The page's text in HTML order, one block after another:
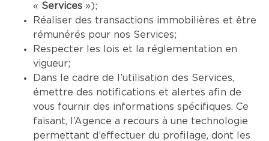
« Services »);
Réaliser des transactions immobilières et être
rémunérés pour nos Services;
Respecter les lois et la réglementation en
vigueur;
Dans le cadre de l’utilisation des Services,
émettre des notifications et alertes afin de
vous fournir des informations spécifiques. Ce
faisant, l’Agence a recours à une technologie
permettant d’effectuer du profilage, dont les